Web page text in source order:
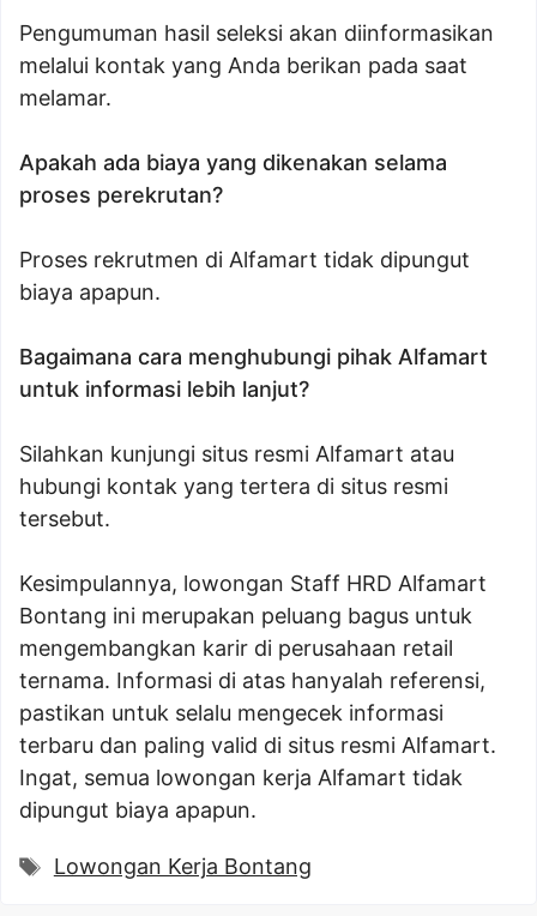
Pengumuman hasil seleksi akan diinformasikan
melalui kontak yang Anda berikan pada saat
melamar.
Apakah ada biaya yang dikenakan selama
proses perekrutan?
Proses rekrutmen di Alfamart tidak dipungut
biaya apapun.
Bagaimana cara menghubungi pihak Alfamart
untuk informasi lebih lanjut?
Silahkan kunjungi situs resmi Alfamart atau
hubungi kontak yang tertera di situs resmi
tersebut.
Kesimpulannya, lowongan Staff HRD Alfamart
Bontang ini merupakan peluang bagus untuk
mengembangkan karir di perusahaan retail
ternama. Informasi di atas hanyalah referensi,
pastikan untuk selalu mengecek informasi
terbaru dan paling valid di situs resmi Alfamart.
Ingat, semua lowongan kerja Alfamart tidak
dipungut biaya apapun.
Tags
Lowongan Kerja Bontang